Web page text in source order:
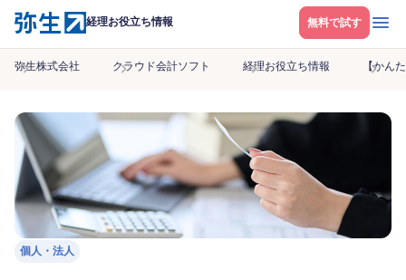
経理お役立ち情報 無料で試す メニ
弥生株式会社 クラウド会計ソフト 経理お役立ち情報 【かん
個人・法人